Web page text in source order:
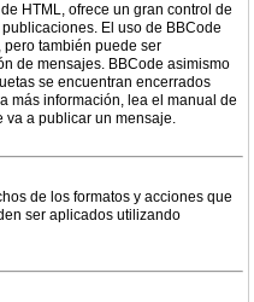
HTML, ofrece un gran control de
El uso de BBCode
también puede ser
de mensajes. BBCode asimismo
se encuentran encerrados
más información, lea el manual de
va a publicar un mensaje.
de los formatos y acciones que
ser aplicados utilizando